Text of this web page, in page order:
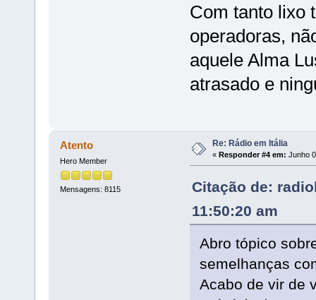
Com tanto lixo
operadoras,
aquele Alma
atrasado e
Atento
Hero Member
Mensagens: 8115
Re: Rádio em Itália
« Responder #4 em: Junho
Citação de:
11:50:20 am
Abro tópico
semelhanças
Acabo de vir de